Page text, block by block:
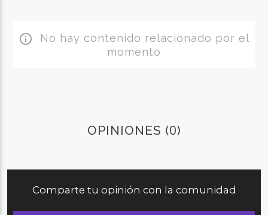
info_outline No hay contenido relacionado por el
momento
OPINIONES (0)
Comparte tu opinión con la comunidad